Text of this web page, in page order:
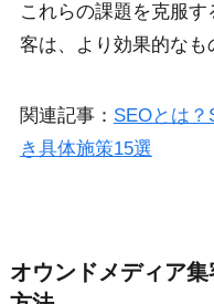
これらの課題を克服
客は、より効果的なも
関連記事： SEOとは
き具体施策15選
オウンドメディア